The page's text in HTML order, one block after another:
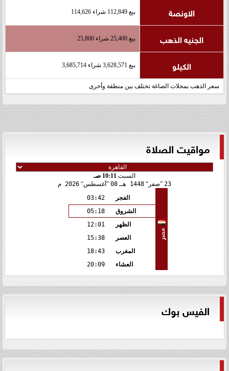
الاونصة بيع 112,849 شراء 114,626
الجنيه الذهب بيع 25,400 شراء 25,800
الكيلو بيع 3,628,571 شراء 3,685,714
سعر الذهب بمحلات الصاغة تختلف بين منطقة وأخرى
مواقيت الصلاة
السبت 10:11 صـ
23 صفر 1448 هـ 08 أغسطس 2026 م
مصر
الفجر
03:42
الشروق
05:18
الظهر
12:01
العصر
15:38
المغرب
18:43
العشاء
20:09
الفيس بوك